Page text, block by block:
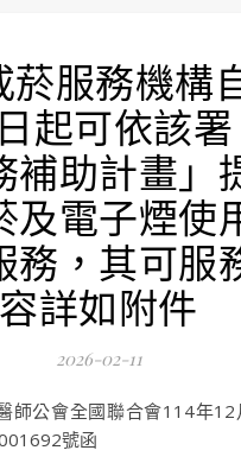
服務機構
起可依該
補助計畫」
及電子煙使
務，其可服
容詳如附件
2026-02-11
號函